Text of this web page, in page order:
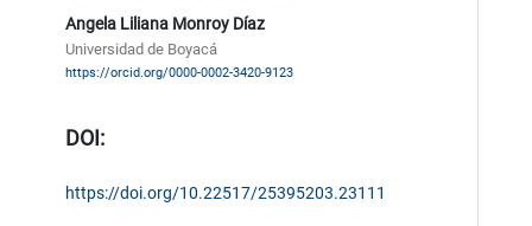
Angela Liliana Monroy Díaz
Universidad de Boyacá
https://orcid.org/0000-0002-3420-9123
DOI:
https://doi.org/10.22517/25395203.23111